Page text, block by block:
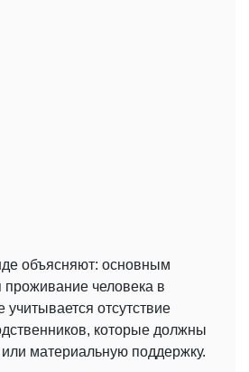
объясняют: основным
проживание человека в
учитывается отсутствие
которые должны
материальную поддержку.